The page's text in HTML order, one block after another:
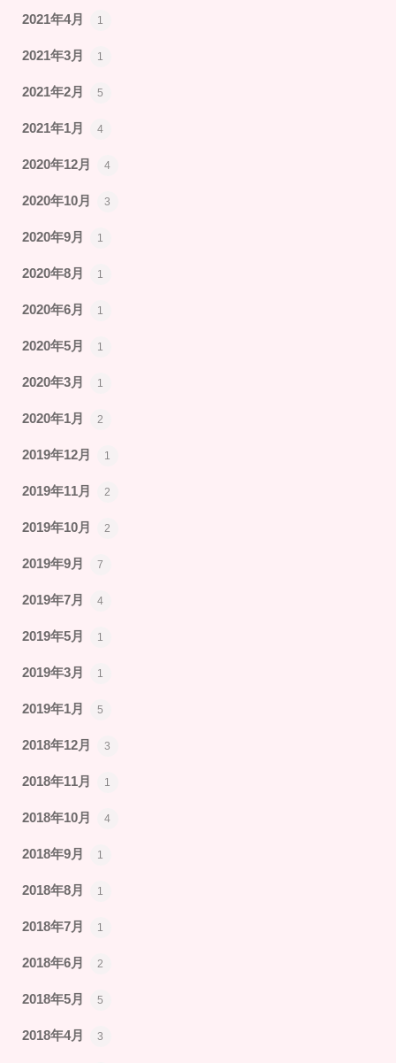
2021年4月 1
2021年3月 1
2021年2月 5
2021年1月 4
2020年12月 4
2020年10月 3
2020年9月 1
2020年8月 1
2020年6月 1
2020年5月 1
2020年3月 1
2020年1月 2
2019年12月 1
2019年11月 2
2019年10月 2
2019年9月 7
2019年7月 4
2019年5月 1
2019年3月 1
2019年1月 5
2018年12月 3
2018年11月 1
2018年10月 4
2018年9月 1
2018年8月 1
2018年7月 1
2018年6月 2
2018年5月 5
2018年4月 3